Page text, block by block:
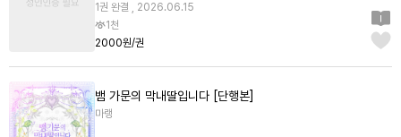
1권 완결 , 2026.06.15
1천
2000원/권
뱀 가문의 막내딸입니다 [단행본]
마랭